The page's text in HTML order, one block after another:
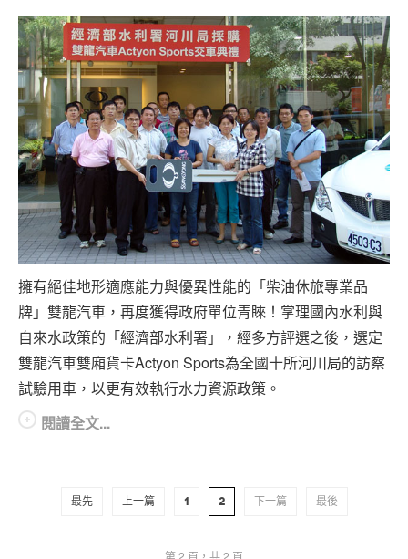
擁有絕佳地形適應能力與優異性能的「柴油休旅專業品
牌」雙龍汽車，再度獲得政府單位青睞！掌理國內水利與
自來水政策的「經濟部水利署」，經多方評選之後，選定
雙龍汽車雙廂貨卡Actyon Sports為全國十所河川局的訪察
試驗用車，以更有效執行水力資源政策。
閱讀全文...
最先 上一篇 1 2 下一篇 最後
第 2 頁，共 2 頁